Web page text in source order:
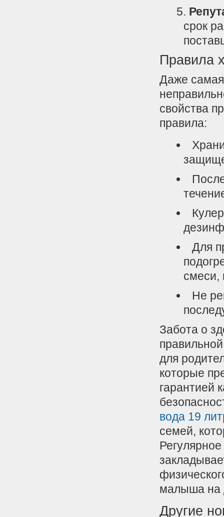
срок
Правила
Даже самая
свойства
правила:
Для
смеси,
Не
Забота о
для
которые
гарантией
вода 19
семей,
малыша на
Другие